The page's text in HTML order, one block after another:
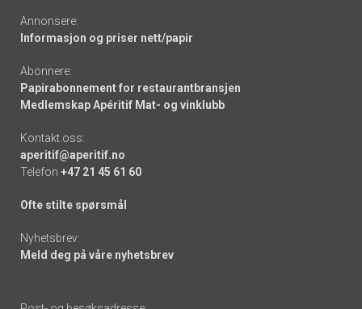
Annonsere:
Informasjon og priser nett/papir
Abonnere:
Papirabonnement for restaurantbransjen
Medlemskap Apéritif Mat- og vinklubb
Kontakt oss:
aperitif@aperitif.no
Telefon +47 21 45 61 60
Ofte stilte spørsmål
Nyhetsbrev:
Meld deg på våre nyhetsbrev